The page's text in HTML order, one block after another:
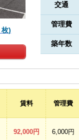
枚)
交通
管理費
築年数
賃料 管理費
92,000円 6,000円